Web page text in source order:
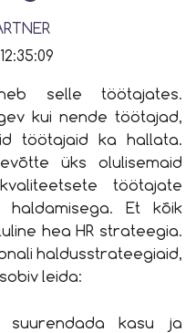
selle töötajates.
kui nende töötajad,
töötajaid ka hallata.
üks olulisemaid
töötajate
haldamisega. Et kõik
hea HR strateegia.
haldusstrateegiaid,
leida:
suurendada kasu ja